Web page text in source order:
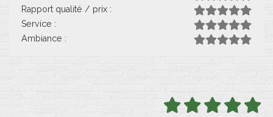
Rapport qualité / prix :
Service :
Ambiance :